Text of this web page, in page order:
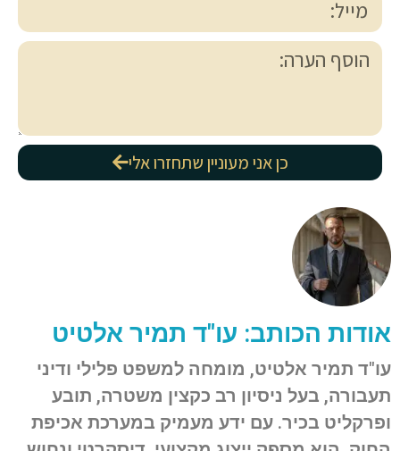
כן אני מעוניין שתחזרו אלי
אודות הכותב: עו"ד תמיר אלטיט
עו"ד תמיר אלטיט, מומחה למשפט פלילי ודיני
תעבורה, בעל ניסיון רב כקצין משטרה, תובע
ופרקליט בכיר. עם ידע מעמיק במערכת אכיפת